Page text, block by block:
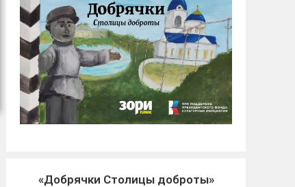
«Добрячки Столицы доброты»